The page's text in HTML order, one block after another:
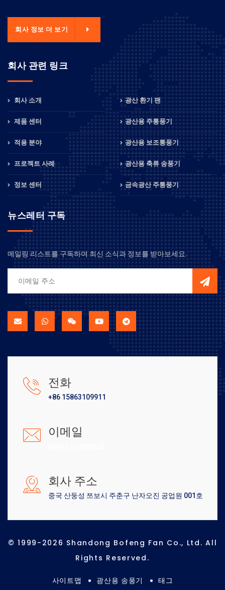
회사 정보 더 보기
회사 관련 링크
회사 소개
제품 센터
적용 분야
프로젝트 사례
정보 센터
광산 환기 팬
광산용 주통풍기
광산용 보조통풍기
광산용 축류 송풍기
금속광산 주통풍기
뉴스레터 구독
메일링 리스트를 구독하여 최신 소식과 정보를 받아보세요.
전화
+86 15863109911
이메일
회사 주소
중국 산둥성 쯔보시 주춘구 난자오진 공업원 001호
© 1999-2026 Shandong Bofeng Fan Co., Ltd. All
Rights Reserved.
사이트맵 광산용 송풍기 태그